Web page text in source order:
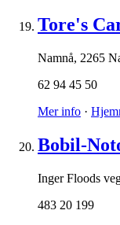
Tore's
Namnå, 2265
62 94 45 50
Mer info ·
Bobil-
Inger Floods
483 20 199